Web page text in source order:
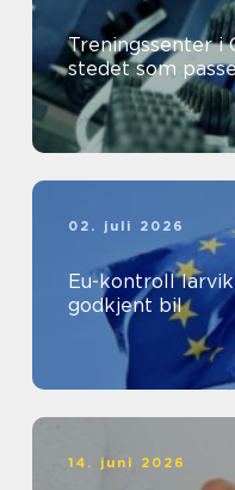
Treningssenter i
stedet som
02. juli 2026
Eu-kontroll larvik slik får du en trygg
godkjent bil
14. juni 2026